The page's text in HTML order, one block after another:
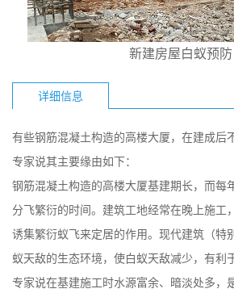
新建房屋白蚁预防
详细信息
有些钢筋混凝土构造的高楼大厦，在建成后
专家说其主要缘由如下：
钢筋混凝土构造的高楼大厦基建期长，而每
分飞繁衍的时间。建筑工地经常在晚上施工
诱集繁衍蚁飞来定居的作用。现代建筑（特
蚁天敌的生态环境，使白蚁天敌减少，有利
专家说在基建施工时水源富余、暗淡处多，